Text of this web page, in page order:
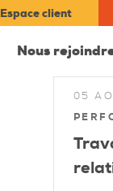
Nous
Espace client
05